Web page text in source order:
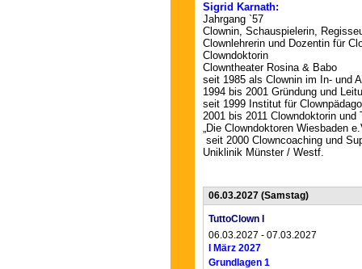
Sigrid Karnath:
Jahrgang `57
Clownin, Schauspielerin,
Clownlehrerin und Dozentin für
Clowndoktorin
Clowntheater Rosina & Babo
seit 1985 als Clownin im In- und
1994 bis 2001 Gründung und
seit 1999 Institut für
2001 bis 2011 Clowndoktorin und
„Die Clowndoktoren Wiesbaden
seit 2000 Clowncoaching und
Uniklinik Münster / Westf.
06.03.2027 (Samstag)
TuttoClown I
06.03.2027 - 07.03.2027
I März 2027
Grundlagen 1